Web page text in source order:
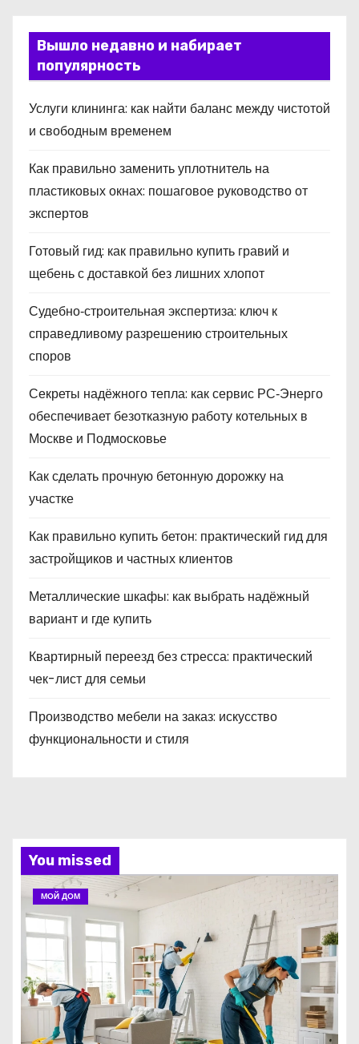
Вышло недавно и набирает
популярность
Услуги клининга: как найти баланс между чистотой
и свободным временем
Как правильно заменить уплотнитель на
пластиковых окнах: пошаговое руководство от
экспертов
Готовый гид: как правильно купить гравий и
щебень с доставкой без лишних хлопот
Судебно‑строительная экспертиза: ключ к
справедливому разрешению строительных
споров
Секреты надёжного тепла: как сервис РС‑Энерго
обеспечивает безотказную работу котельных в
Москве и Подмосковье
Как сделать прочную бетонную дорожку на
участке
Как правильно купить бетон: практический гид для
застройщиков и частных клиентов
Металлические шкафы: как выбрать надёжный
вариант и где купить
Квартирный переезд без стресса: практический
чек-лист для семьи
Производство мебели на заказ: искусство
функциональности и стиля
You missed
МОЙ ДОМ